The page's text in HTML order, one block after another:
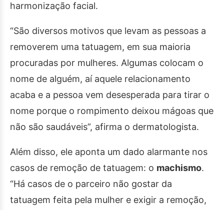
harmonização facial.
“São diversos motivos que levam as pessoas a
removerem uma tatuagem, em sua maioria
procuradas por mulheres. Algumas colocam o
nome de alguém, aí aquele relacionamento
acaba e a pessoa vem desesperada para tirar o
nome porque o rompimento deixou mágoas que
não são saudáveis”, afirma o dermatologista.
Além disso, ele aponta um dado alarmante nos
casos de remoção de tatuagem: o machismo.
“Há casos de o parceiro não gostar da
tatuagem feita pela mulher e exigir a remoção,